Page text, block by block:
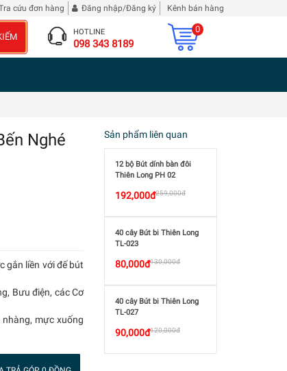
Quốc Diễn NghĩaĐừng phê bình tôi | 2 chai Rượu Vang Hibiscus Roselle
cứu đơn hàng Đăng nhập/Đăng ký Kênh bán hàng
HOTLINE
098 343 8189
0
Nghé
gắn liền với đế bút
Bưu điện, các Cơ
mực xuống
Sản phẩm liên quan
12 bộ Bút dính bàn đôi
Thiên Long PH 02
192,000đ259,000đ
40 cây Bút bi Thiên Long
TL-023
80,000đ130,000đ
40 cây Bút bi Thiên Long
TL-027
90,000đ120,000đ